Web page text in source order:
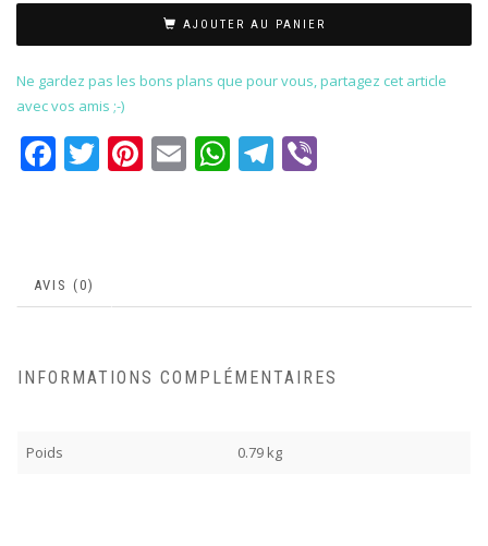
AJOUTER AU PANIER
Ne gardez pas les bons plans que pour vous, partagez cet article
avec vos amis ;-)
Facebook
Twitter
Pinterest
EmailWhatsApp
Telegram
AVIS (0)
INFORMATIONS COMPLÉMENTAIRES
Poids 0.79 kg